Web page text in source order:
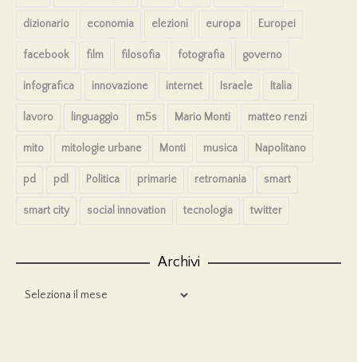
dizionario economia elezioni europa Europei
facebook film filosofia fotografia governo
infografica innovazione internet Israele Italia
lavoro linguaggio m5s Mario Monti matteo renzi
mito mitologie urbane Monti musica Napolitano
pd pdl Politica primarie retromania smart
smart city social innovation tecnologia twitter
Archivi
Archivi